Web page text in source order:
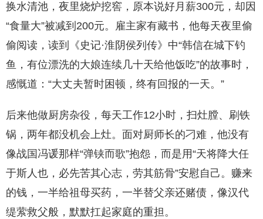
换水清池，夜里烧炉挖窖，原本说好月薪300元，却因
“食量大”被减到200元。雇主家有藏书，他每天夜里偷
偷阅读，读到《史记·淮阴侯列传》中“韩信在城下钓
鱼，有位漂洗的大娘连续几十天给他饭吃”的故事时，
感慨道：“大丈夫暂时困顿，终有回报的一天。”
后来他做厨房杂役，每天工作12小时，扫灶膛、刷铁
锅，两年都没机会上灶。面对厨师长的刁难，他没有
像战国冯谖那样“弹铗而歌”抱怨，而是用“天将降大任
于斯人也，必先苦其心志，劳其筋骨”安慰自己。赚来
的钱，一半给祖母买药，一半替父亲还赌债，像汉代
缇萦救父般，默默扛起家庭的重担。